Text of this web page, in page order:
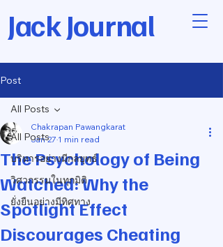
Jack Journal
Post
All Posts
บริหารอย่างมีกลยุทธ์
วิศวกรรมในทุกมิติ
ยั่งยืนอย่างมีทิศทาง
All Posts
The Psychology of Being
Watched: Why the
Spotlight Effect
Discourages Cheating
Chakrapan Pawangkarat
Jan 27 1 min read